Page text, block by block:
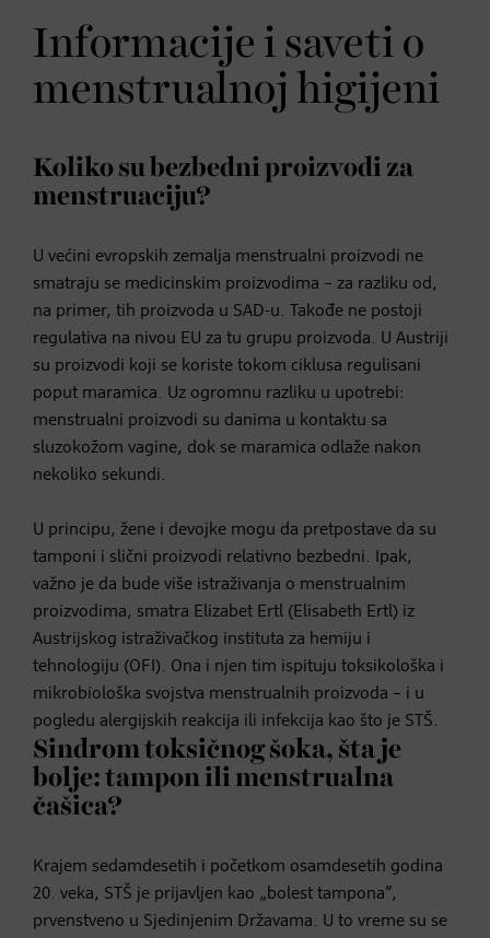
Informacije i saveti o
menstrualnoj higijeni
Koliko su bezbedni proizvodi za
menstruaciju?
U većini evropskih zemalja menstrualni proizvodi ne
smatraju se medicinskim proizvodima – za razliku od,
na primer, tih proizvoda u SAD-u. Takođe ne postoji
regulativa na nivou EU za tu grupu proizvoda. U Austriji
su proizvodi koji se koriste tokom ciklusa regulisani
poput maramica. Uz ogromnu razliku u upotrebi:
menstrualni proizvodi su danima u kontaktu sa
sluzokožom vagine, dok se maramica odlaže nakon
nekoliko sekundi.
U principu, žene i devojke mogu da pretpostave da su
tamponi i slični proizvodi relativno bezbedni. Ipak,
važno je da bude više istraživanja o menstrualnim
proizvodima, smatra Elizabet Ertl (Elisabeth Ertl) iz
Austrijskog istraživačkog instituta za hemiju i
tehnologiju (OFI). Ona i njen tim ispituju toksikološka i
mikrobiološka svojstva menstrualnih proizvoda – i u
pogledu alergijskih reakcija ili infekcija kao što je STŠ.
Sindrom toksičnog šoka, šta je
bolje: tampon ili menstrualna
čašica?
Krajem sedamdesetih i početkom osamdesetih godina
20. veka, STŠ je prijavljen kao „bolest tampona“,
prvenstveno u Sjedinjenim Državama. U to vreme su se